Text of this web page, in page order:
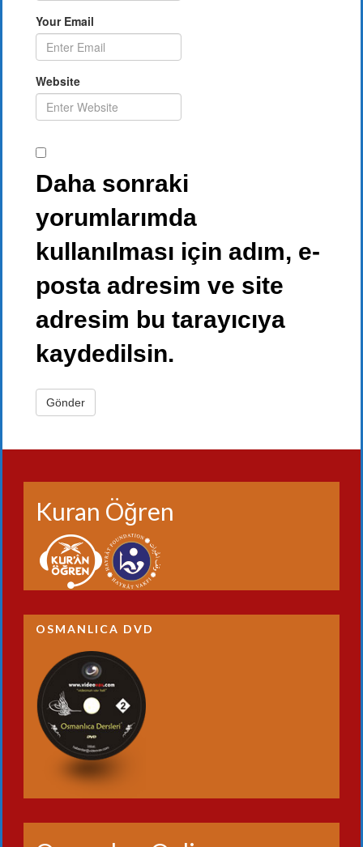
Your Email
Website
Daha sonraki
yorumlarımda
kullanılması için adım, e-
posta adresim ve site
adresim bu tarayıcıya
kaydedilsin.
Kuran Öğren
OSMANLICA DVD